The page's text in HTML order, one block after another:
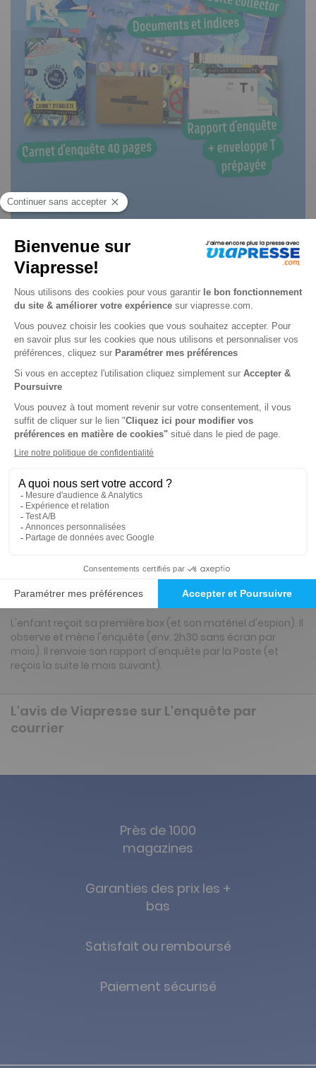
Papier
Je choisis une durée
-35%
Abonnement 6 mois
6 n° • Papier
97€67
Tarif France métropolitaine
Renouvellement à date d’anniversaire
Présentation du magazine L'enquête par
L'enfant reçoit sa première box (et son matériel d'espion). Il
observe et mène l'enquête (env. 2h30 sans écran par
mois). Il renvoie son rapport d'enquête par la Poste (et
reçois la suite le mois suivant).
L'avis de Viapresse sur L'enquête par
courrier
Près de 1000
magazines
Garanties des prix les +
bas
Satisfait ou remboursé
Paiement sécurisé